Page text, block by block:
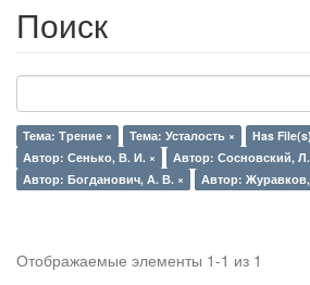
Поиск
Тема: Трение × Тема: Усталость ×
Has
Автор: Сенько, В. И. ×
Автор: Сосновский,
Автор: Богданович, А. В. ×
Автор:
Отображаемые элементы 1-1 из 1